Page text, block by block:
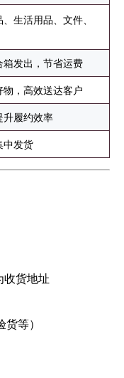
生活用品、文件、
箱发出，节省运费
，高效送达客户
升履约效率
中发货
货地址
等）